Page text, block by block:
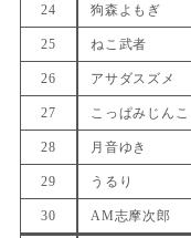
24 狗森よもぎ
25 ねこ武者
26 アサダスズメ
27 こっぱみじんこ
28 月音ゆき
29 うるり
30 AM志摩次郎